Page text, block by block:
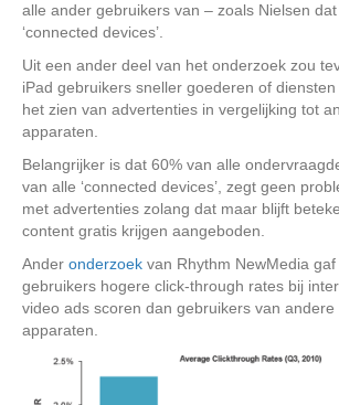
alle ander gebruikers van – zoals Nielsen
‘connected devices’.
Uit een ander deel van het onderzoek zou
iPad gebruikers sneller goederen of
het zien van advertenties in vergelijking tot
apparaten.
Belangrijker is dat 60% van alle
van alle ‘connected devices’, zegt geen
met advertenties zolang dat maar blijft
content gratis krijgen aangeboden.
Ander onderzoek van Rhythm NewMedia
gebruikers hogere click-through rates bij
video ads scoren dan gebruikers van andere
apparaten.